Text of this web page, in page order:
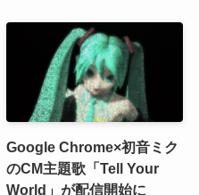
Google Chrome×初音ミク
のCM主題歌「Tell Your
World」が配信開始に